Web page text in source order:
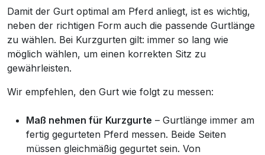
Damit der Gurt optimal am Pferd anliegt, ist es wichtig,
neben der richtigen Form auch die passende Gurtlänge
zu wählen. Bei Kurzgurten gilt: immer so lang wie
möglich wählen, um einen korrekten Sitz zu
gewährleisten.
Wir empfehlen, den Gurt wie folgt zu messen:
Maß nehmen für Kurzgurte – Gurtlänge immer am
fertig gegurteten Pferd messen. Beide Seiten
müssen gleichmäßig gegurtet sein. Von